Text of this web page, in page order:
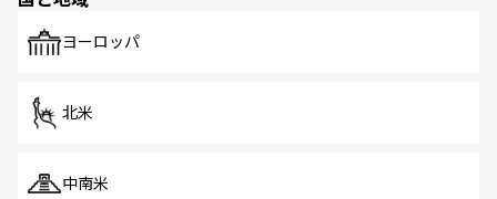
で、ホーカーズは地元の風情を楽しめる外せないスポット
ヨーロッパ
北米
中南米